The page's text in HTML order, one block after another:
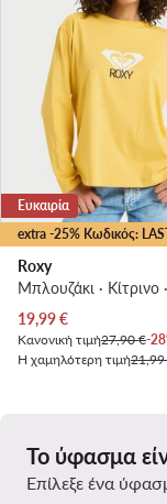
extra -25% Κωδικός:
Ευκαιρία
Roxy
Τρέχουσα τιμή
19,99€
Κανονική τιμή27,90 €-
Η χαμηλότερη τιμή
Το ύφασμα
Επίλεξε ένα